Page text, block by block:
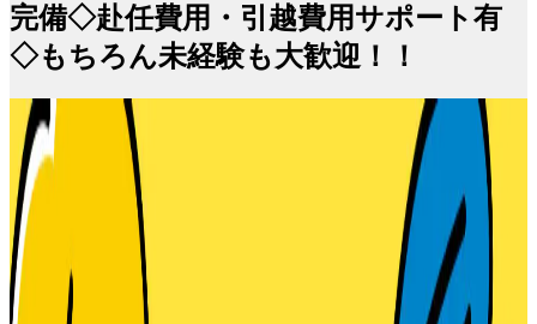
完備◇赴任費用・引越費用サポート有
◇もちろん未経験も大歓迎！！